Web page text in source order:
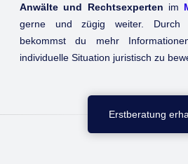
Anwälte und Rechtsexperten im
gerne und zügig weiter. Durch
bekommst du mehr
individuelle Situation juristisch zu
Erstberatung